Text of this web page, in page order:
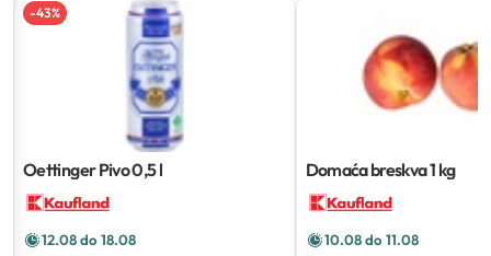
-43%
Oettinger Pivo0,5 l
12.08 do 18.08
Domaća breskva1 kg
10.08 do 11.08